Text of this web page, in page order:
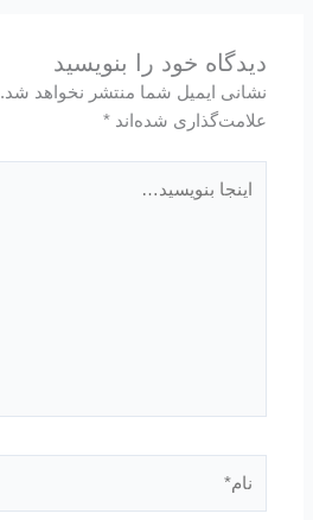
دیدگاه‌ خود را بنویسید
نشانی ایمیل شما منتشر نخواهد شد.
علامت‌گذاری شده‌اند*
بنویسید…